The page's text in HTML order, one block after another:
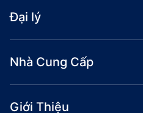
Đại lý
Nhà Cung Cấp
Giới Thiệu